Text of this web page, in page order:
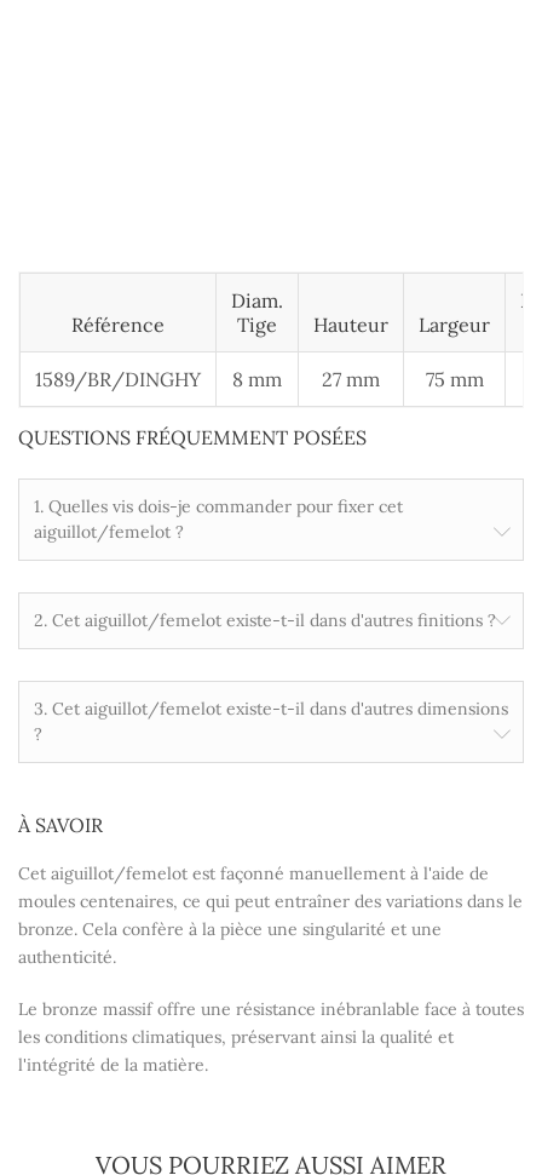
Référence
Diam.
Tige
Hauteur Largeur
1589/BR/DINGHY 8 mm 27 mm 75 mm
QUESTIONS FRÉQUEMMENT POSÉES
1. Quelles vis dois-je commander pour fixer cet
aiguillot/femelot ?
2. Cet aiguillot/femelot existe-t-il dans d'autres finitions ?
3. Cet aiguillot/femelot existe-t-il dans d'autres dimensions
?
À SAVOIR
Cet aiguillot/femelot est façonné manuellement à l'aide de
moules centenaires, ce qui peut entraîner des variations dans le
bronze. Cela confère à la pièce une singularité et une
authenticité.
Le bronze massif offre une résistance inébranlable face à toutes
les conditions climatiques, préservant ainsi la qualité et
l'intégrité de la matière.
VOUS POURRIEZ AUSSI AIMER